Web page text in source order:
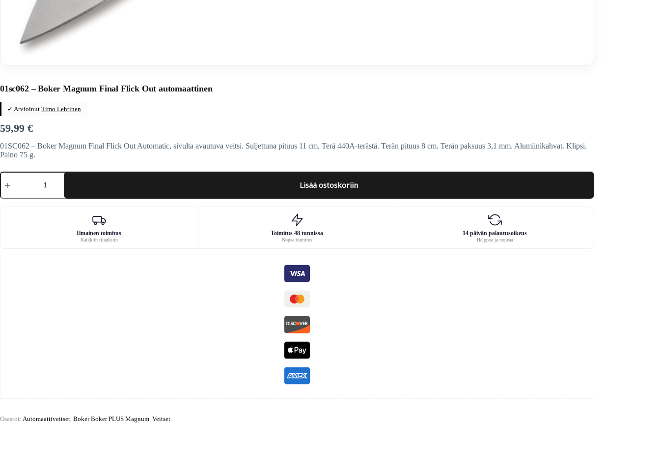
01sc062 – Boker Magnum Final Flick Out automaattinen
✓ Arvioinut Timo Lehtinen
59,99 €
01SC062 – Boker Magnum Final Flick Out Automatic, sivulta avautuva veitsi. Suljettuna pituus 11 cm. Terä 440A-terästä. Terän pituus 8 cm. Terän paksuus 3,1 mm. Alumiinikahvat. Klipsi.
Paino 75 g.
01sc062
Magnum
Lisää ostoskoriin
Ilmainen toimitus
Kaikkiin tilauksiin
Toimitus 48 tunnissa
Nopea toimitus
14 päivän palautusoikeus
Helppoa ja nopeaa
Osastot: Automaattiveitset Boker Boker PLUS Magnum Veitset